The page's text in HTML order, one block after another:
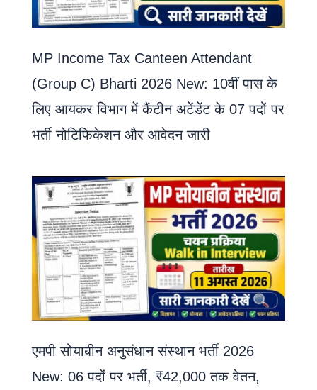
MP Income Tax Canteen Attendant
(Group C) Bharti 2026 New: 10वीं पास के
लिए आयकर विभाग में कैंटीन अटेंडेंट के 07 पदों पर
भर्ती नोटिफिकेशन और आवेदन जारी
एमपी सोयाबीन अनुसंधान संस्थान भर्ती 2026
New: 06 पदों पर भर्ती, ₹42,000 तक वेतन,